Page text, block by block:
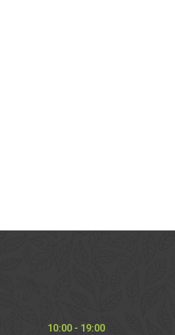
10:00 - 19:00